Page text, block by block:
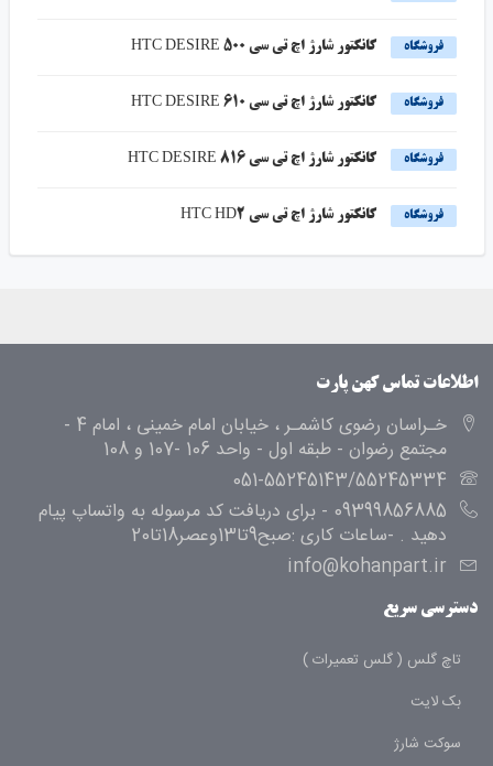
فروشگاه کانکتور شارژ اچ تی سی HTC DESIRE 500
فروشگاه کانکتور شارژ اچ تی سی HTC DESIRE 610
فروشگاه کانکتور شارژ اچ تی سی HTC DESIRE 816
فروشگاه کانکتور شارژ اچ تی سی HTC HD2
اطلاعات تماس کهن پارت
خـراسان رضوی کاشمـر ، خیابان امام خمینی ، امام 4 -
مجتمع رضوان - طبقه اول - واحد 106 -107 و 108
051-55245143/55245334
09399856885 - برای دریافت کد مرسوله به واتساپ پیام
دهید . -ساعات کاری :صبح9تا13وعصر18تا20
info@kohanpart.ir
دسترسی سریع
تاچ گلس ( گلس تعمیرات )
بک لایت
سوکت شارژ